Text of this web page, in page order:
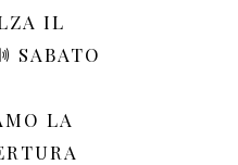
IL
SABATO
LA